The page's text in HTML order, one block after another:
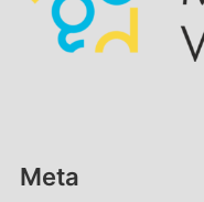
Meta